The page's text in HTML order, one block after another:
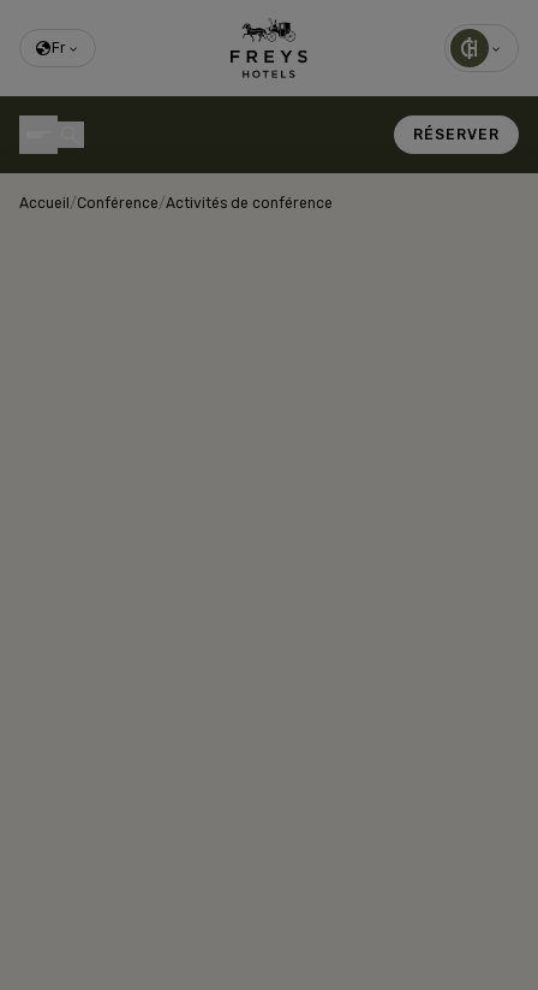
Fr
RÉSERVER
Accueil /Conférence/Activités de conférence